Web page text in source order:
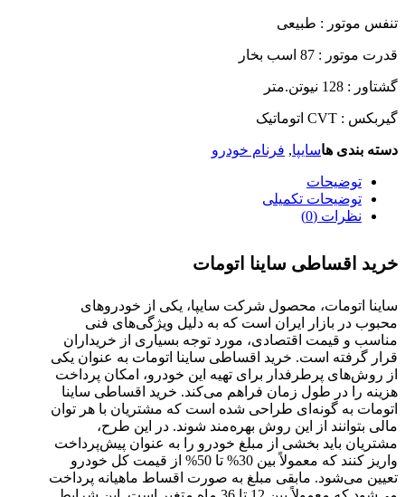
تنفس موتور : طبیعی
قدرت موتور : 87 اسب بخار
گشتاور : 128 نیوتن.متر
گیربکس :
دسته بندی هاسایپا, فرنام خودرو
توضیحات
توضیحات تکمیلی
نظرات (0)
خرید اقساطی ساینا اتومات
ساینا اتومات، محصول شرکت سایپا، یکی از خودروهای
محبوب در بازار ایران است که به دلیل ویژگی‌های فنی
مناسب و قیمت اقتصادی، مورد توجه بسیاری از خریداران
قرار گرفته است. خرید اقساطی ساینا اتومات به عنوان یکی
از روش‌های پرطرفدار برای تهیه این خودرو، امکان پرداخت
هزینه را در طول زمان فراهم می‌کند. خرید اقساطی ساینا
اتومات به گونه‌ای طراحی شده است که مشتریان با هر توان
مالی بتوانند از این روش بهره‌مند شوند. در این طرح،
مشتریان باید بخشی از مبلغ خودرو را به عنوان پیش‌پرداخت
واریز کنند که معمولاً بین 30% تا 50% از قیمت کل خودرو
تعیین می‌شود. مابقی مبلغ به صورت اقساط ماهیانه پرداخت